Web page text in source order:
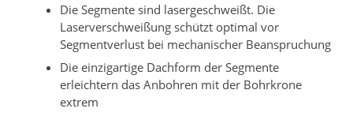
Die Segmente sind lasergeschweißt. Die
Laserverschweißung schützt optimal vor
Segmentverlust bei mechanischer Beanspruchung
Die einzigartige Dachform der Segmente
erleichtern das Anbohren mit der Bohrkrone
extrem